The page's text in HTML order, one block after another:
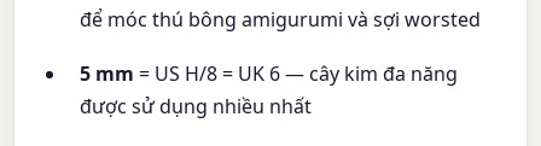
để móc thú bông amigurumi và sợi worsted
5 mm = US H/8 = UK 6 — cây kim đa năng
được sử dụng nhiều nhất